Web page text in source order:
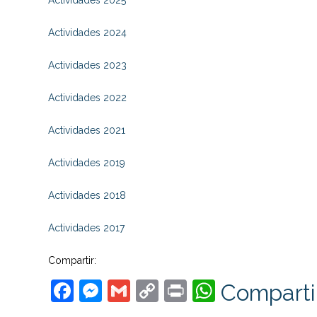
Actividades 2024
Actividades 2023
Actividades 2022
Actividades 2021
Actividades 2019
Actividades 2018
Actividades 2017
Compartir:
Facebook
Messenger
GmailCopyPrint